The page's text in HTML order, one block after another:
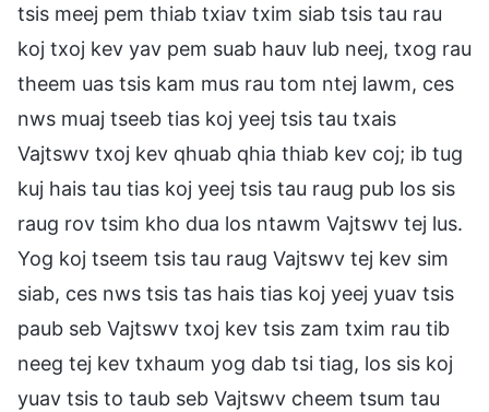
tsis meej pem thiab txiav txim siab tsis tau rau
koj txoj kev yav pem suab hauv lub neej, txog rau
theem uas tsis kam mus rau tom ntej lawm, ces
nws muaj tseeb tias koj yeej tsis tau txais
Vajtswv txoj kev qhuab qhia thiab kev coj; ib tug
kuj hais tau tias koj yeej tsis tau raug pub los sis
raug rov tsim kho dua los ntawm Vajtswv tej lus.
Yog koj tseem tsis tau raug Vajtswv tej kev sim
siab, ces nws tsis tas hais tias koj yeej yuav tsis
paub seb Vajtswv txoj kev tsis zam txim rau tib
neeg tej kev txhaum yog dab tsi tiag, los sis koj
yuav tsis to taub seb Vajtswv cheem tsum tau